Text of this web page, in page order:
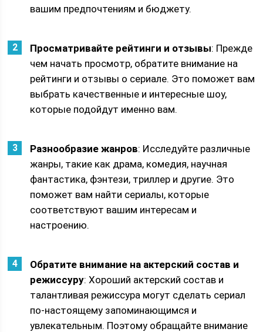
вашим предпочтениям и бюджету.
Просматривайте рейтинги и отзывы: Прежде
чем начать просмотр, обратите внимание на
рейтинги и отзывы о сериале. Это поможет вам
выбрать качественные и интересные шоу,
которые подойдут именно вам.
Разнообразие жанров: Исследуйте различные
жанры, такие как драма, комедия, научная
фантастика, фэнтези, триллер и другие. Это
поможет вам найти сериалы, которые
соответствуют вашим интересам и
настроению.
Обратите внимание на актерский состав и
режиссуру: Хороший актерский состав и
талантливая режиссура могут сделать сериал
по-настоящему запоминающимся и
увлекательным. Поэтому обращайте внимание